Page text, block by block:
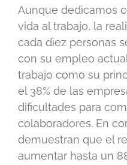
Aunque dedicamos
vida al trabajo, la
cada diez personas
con su empleo
trabajo como su
el 38% de las
dificultades para
colaboradores. En
demuestran que el
aumentar hasta un